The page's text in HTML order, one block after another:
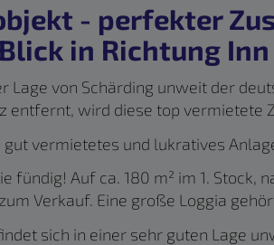
- perfekter
in Richtung Inn
Lage von Schärding unweit der
entfernt, wird diese top vermietete
gut vermietetes und lukratives
fündig! Auf ca. 180 m² im 1.
Verkauf. Eine große Loggia
sich in einer sehr guten Lage